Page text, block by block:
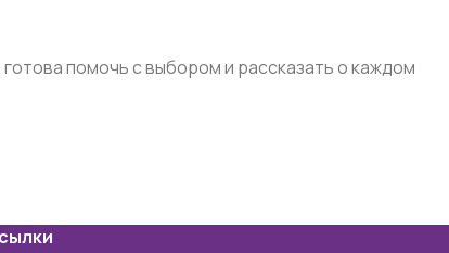
помочь с выбором и рассказать о каждом